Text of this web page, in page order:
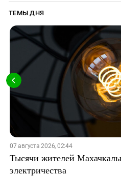
ТЕМЫ ДНЯ
07 августа 2026, 02:44
Тысячи жителей
электричества